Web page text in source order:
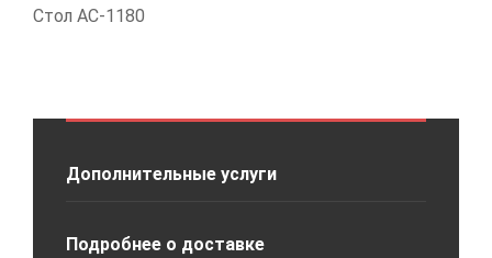
Стол АС-1180
Дополнительные услуги
Подробнее о доставке